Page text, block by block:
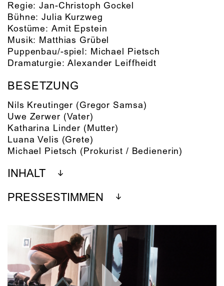
Regie:Jan-Christoph Gockel
Bühne:Julia Kurzweg
Kostüme: Amit Epstein
Musik: Matthias Grübel
Puppenbau/-spiel: Michael Pietsch
Dramaturgie:Alexander Leiffheidt
BESETZUNG
Nils Kreutinger (Gregor Samsa)
Uwe Zerwer (Vater)
Katharina Linder (Mutter)
Luana Velis (Grete)
Michael Pietsch (Prokurist / Bedienerin)
INHALT
PRESSESTIMMEN